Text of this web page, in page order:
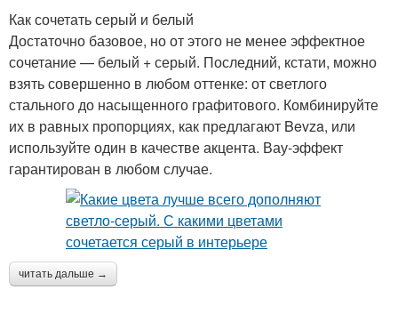
Как сочетать серый и белый
Достаточно базовое, но от этого не менее эффектное
сочетание — белый + серый. Последний, кстати, можно
взять совершенно в любом оттенке: от светлого
стального до насыщенного графитового. Комбинируйте
их в равных пропорциях, как предлагают Bevza, или
используйте один в качестве акцента. Вау-эффект
гарантирован в любом случае.
читать дальше →